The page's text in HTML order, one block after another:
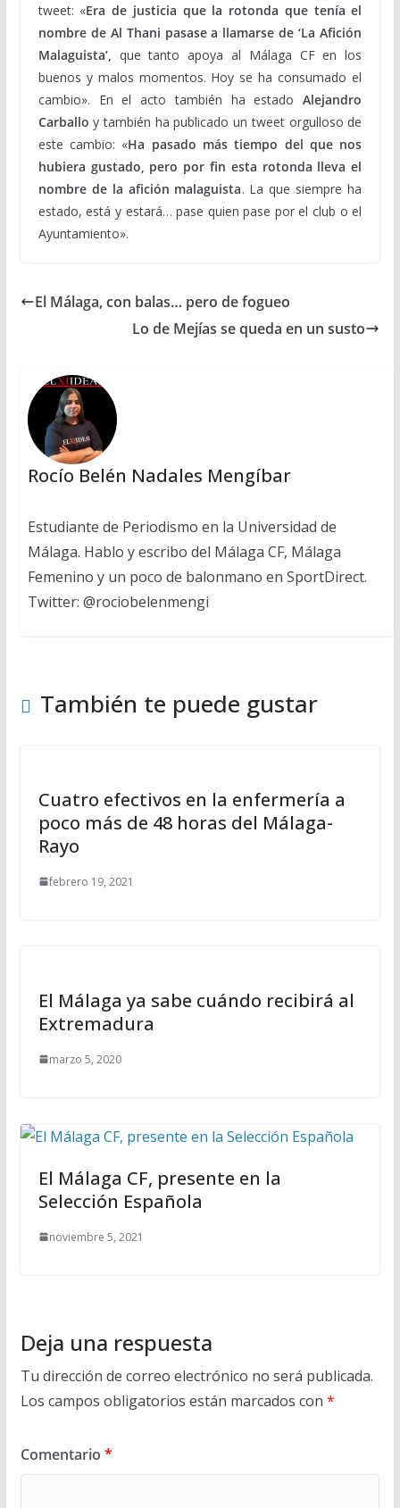
tweet: «Era de justicia que la rotonda que tenía el
nombre de Al Thani pasase a llamarse de ‘La Afición
Malaguista’,
que tanto apoya al Málaga CF en los
buenos y malos momentos. Hoy se ha consumado el
cambio». En el acto también ha estadoAlejandro
Carballo y también ha publicado un tweet orgulloso de
este cambio: «Ha pasado más tiempo del que nos
hubiera gustado, pero por fin esta rotonda lleva el
nombre de la afición malaguista. La que siempre ha
estado, está y estará… pase quien pase por el club o el
Ayuntamiento».
El Málaga, con balas… pero de fogueo
Lo de Mejías se queda en un susto
Rocío Belén Nadales Mengíbar
Estudiante de Periodismo en la Universidad de
Málaga. Hablo y escribo del Málaga CF, Málaga
Femenino y un poco de balonmano en SportDirect.
Twitter: @rociobelenmengi
También te puede gustar
Cuatro efectivos en la enfermería a
poco más de 48 horas del Málaga-
Rayo
febrero 19, 2021
El Málaga ya sabe cuándo recibirá al
Extremadura
marzo 5, 2020
El Málaga CF, presente en la
Selección Española
noviembre 5, 2021
Deja una respuesta
Tu dirección de correo electrónico no será publicada.
Los campos obligatorios están marcados con *
Comentario *